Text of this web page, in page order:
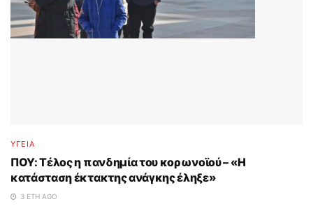
ΥΓΕΙΑ
ΠΟΥ: Τέλος η πανδημία του κορωνοϊού – «Η
κατάσταση έκτακτης ανάγκης έληξε»
3 ΈΤΗ AGO